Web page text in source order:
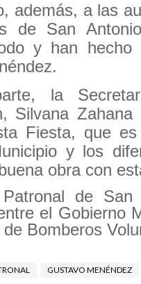
además, a las
de San
y han hecho
la
Silvana
Fiesta, que
y los
obra con
de
el Gobierno
Bomberos
GUSTAVO MENÉNDEZ